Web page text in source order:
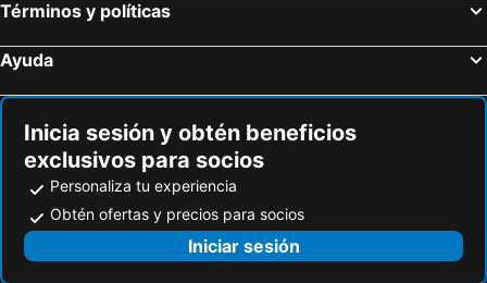
Términos y políticas
Ayuda
Inicia sesión y obtén beneficios
exclusivos para socios
Personaliza tu experiencia
Obtén ofertas y precios para socios
Iniciar sesión